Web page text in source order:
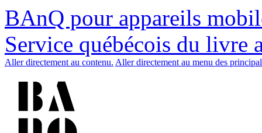
BAnQ pour appareils
Service québécois du livre
Aller directement au contenu. Aller directement au menu des